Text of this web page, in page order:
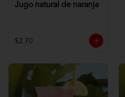
Jugo natural de naranja
$2.70